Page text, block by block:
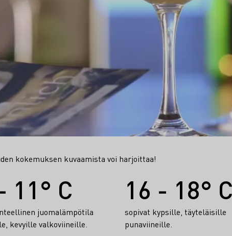
kokemuksen kuvaamista voi harjoittaa!
11° C
juomalämpötila
kevyille valkoviineille.
16 - 18° C
sopivat kypsille, täyteläisille
punaviineille.